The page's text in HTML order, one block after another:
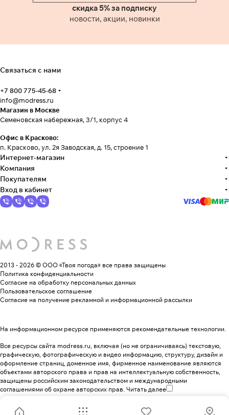
скидка 5% за подписку
новости, акции, новинки
Связаться с нами
+7 800 775-45-68
info@modress.ru
Магазин в Москве
Семеновская набережная, 3/1, корпус 4
Офис в Красково:
п. Красково, ул. 2я Заводская, д. 15, строение 1
Интернет-магазин
Компания
Покупателям
Вход в кабинет
2013 - 2026 © ООО «Твоя погода» все права защищены
Политика конфиденциальности
Согласие на обработку персональных данных
Пользовательское соглашение
Согласие на получение рекламной и информационной рассылки
На информационном ресурсе применяются рекомендательные технологии.
Все ресурсы сайта modress.ru, включая (но не ограничиваясь) текстовую,
графическую, фотографическую и видео информацию, структуру, дизайн и
оформление страниц, доменное имя, фирменное наименование являются
объектами авторского права и прав на интеллектуальную собственность,
защищены российским законодательством и международными
соглашениями об охране авторских прав. Читать далее